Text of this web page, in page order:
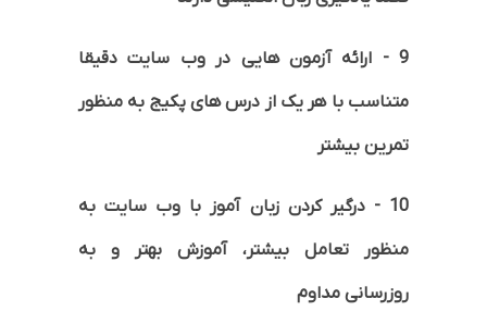
9 - ارائه آزمون هایی در وب سایت دقیقا
متناسب با هر یک از درس های پکیج به منظور
تمرین بیشتر
10 - درگیر کردن زبان آموز با وب سایت به
منظور تعامل بیشتر، آموزش بهتر و به
روزرسانی مداوم